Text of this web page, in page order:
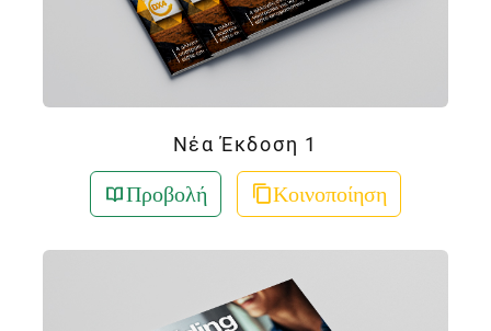
Νέα Έκδοση 1
Προβολή Κοινοποίηση